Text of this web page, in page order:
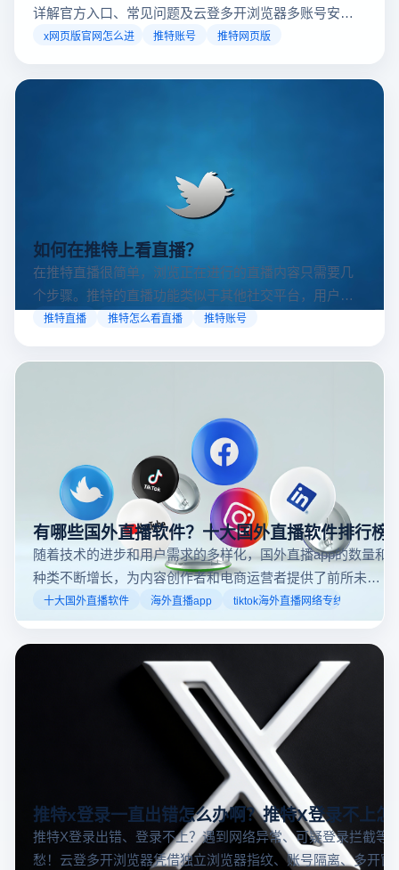
详解官方入口、常见问题及云登多开浏览器多账号安全
访问方案，助你稳定登录高效运营。
x网页版官网怎么进 推特账号 推特网页版
如何在推特上看直播？
在推特直播很简单，浏览正在进行的直播内容只需要几
个步骤。推特的直播功能类似于其他社交平台，用户可
以通过关注自己喜欢的账号、浏览话题标签或查看实时
可以随时随地参与实时互动，无论是关注新闻事件、休
推特直播 推特怎么看直播 推特账号
有哪些国外直播软件？十大国外直播软件排行榜
随着技术的进步和用户需求的多样化，国外直播app的数量和
种类不断增长，为内容创作者和电商运营者提供了前所未有
的机遇。如果你是一个跨境电商从业者，想要了解2025年十
大国外直播软件排行榜，那么你来对地方了！接下来跟着云
登多开浏览器一起来了解海外直播平台哪些最受欢迎。
十大国外直播软件 海外直播app tiktok海外直播网络专线
推特x登录一直出错怎么办啊？推特X登录不上怎
推特X登录出错、登录不上？遇到网络异常、可疑登录拦截等
愁！云登多开浏览器凭借独立浏览器指纹、账号隔离、多开窗